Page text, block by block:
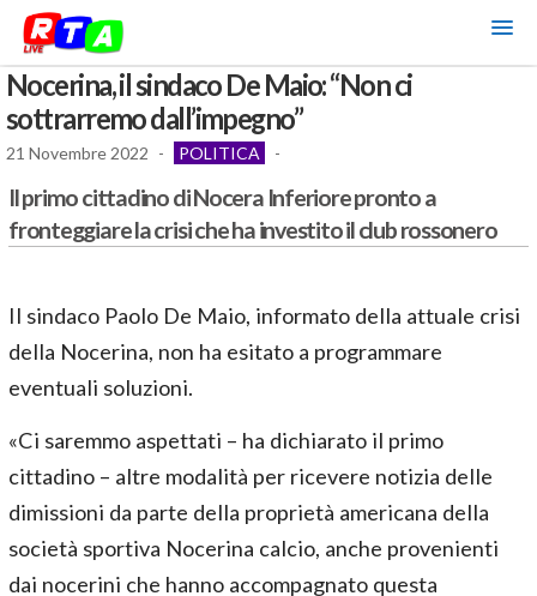
Nocerina, il sindaco De Maio: “Non ci
sottrarremo dall’impegno”
21 Novembre 2022 - POLITICA -
Il primo cittadino di Nocera Inferiore pronto a
fronteggiare la crisi che ha investito il club rossonero
Il sindaco Paolo De Maio, informato della attuale crisi
della Nocerina, non ha esitato a programmare
eventuali soluzioni.
«Ci saremmo aspettati – ha dichiarato il primo
cittadino – altre modalità per ricevere notizia delle
dimissioni da parte della proprietà americana della
società sportiva Nocerina calcio, anche provenienti
dai nocerini che hanno accompagnato questa